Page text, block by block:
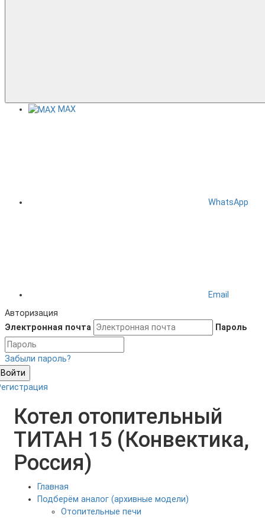
MAX
WhatsApp
Email
Авторизация
Электронная почта
Пароль
Забыли пароль?
Войти
Котел отопительный
ТИТАН 15 (Конвектика,
Россия)
Главная
Подберём аналог (архивные модели)
Отопительные печи